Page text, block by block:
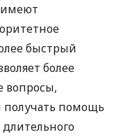
быстрый
более
вопросы,
помощь